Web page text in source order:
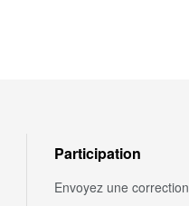
Participation
Envoyez une correction